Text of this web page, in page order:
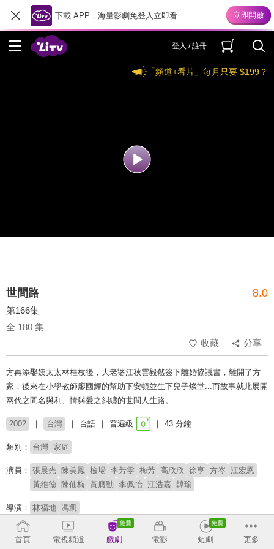
下載 APP，海量影劇免登入立即看
登入 / 註冊
「頻道+看片」每月只要 $199？
世間路 8.0
第166集
全 180 集
收藏
分享
方再添娶姨太太林桂枝後，大老婆江秋雲毅然簽下離婚協議書，離開了方
家，後來在小學教師廖國輝的幫助下安頓並生下兒子燦堂...而故事就此展開
兩代之間名與利、情與愛之糾纏的世間人生路。
2002 台灣 台語 普遍級 43 分鐘
類別： 台灣 家庭
演員： 張晨光 陳美鳳 檢場 李芳雯 梅芳 高欣欣 徐亨 方岑 江宏恩
黃維德 陳仙梅 黃膺勳 李佩怡 江浩嘉 韓瑜
導演： 林福地 馮凱
首頁 電視頻道 戲劇 電影 短劇 更多